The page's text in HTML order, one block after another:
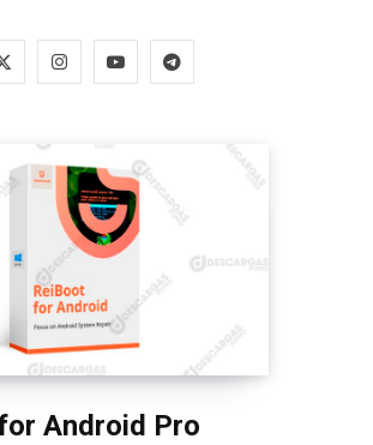
e
r
I
t
a
g
r
a
m
Y
T
u
e
T
m
Android Pro